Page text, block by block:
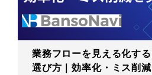
業務フローを見える化す
選び方｜効率化・ミス削